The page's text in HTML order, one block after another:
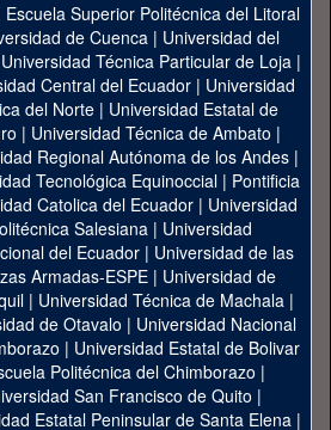
Escuela Superior Politécnica del Litoral
de Cuenca| Universidad del
Universidad Técnica Particular de Loja|
Central del Ecuador| Universidad
del Norte | Universidad Estatal de
| Universidad Técnica de Ambato |
Regional Autónoma de los Andes|
Tecnológica Equinoccial| Pontificia
Catolica del Ecuador | Universidad
Salesiana | Universidad
del Ecuador | Universidad de las
Armadas-ESPE | Universidad de
| Universidad Técnica de Machala|
de Otavalo | Universidad Nacional
| Universidad Estatal de Bolivar
Politécnica del Chimborazo |
San Francisco de Quito |
Estatal Peninsular de Santa Elena|